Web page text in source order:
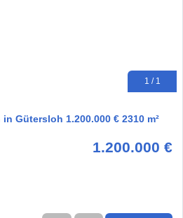
1 / 1
Gütersloh 1.200.000 € 2310 m²
1.200.000 €